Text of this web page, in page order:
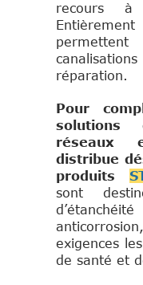
recours
réparation.
Pour
solutions
réseaux
distribue
produits
sont
exigences
de santé et